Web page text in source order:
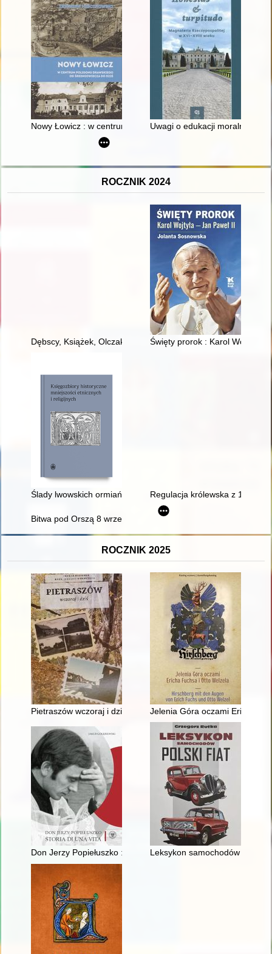
Nowy Łowicz : w centrum poligonu drawskiego od
Uwagi o edukacji moralnej
ROCZNIK 2024
Dębscy, Książek, Olczak, Perzyna z parafii Tarczyn i okolic
Święty prorok : Karol Wojtyła -
Ślady lwowskich ormiańskich księgozbiorów w zasobach
Regulacja królewska z 1723
Bitwa pod Orszą 8 września 1514 r. : spory i dyskusje
ROCZNIK 2025
Pietraszów wczoraj i dziś Jelenia Góra oczami Ericha
Don Jerzy Popiełuszko : storia di una vitaLeksykon samochodów : Polski